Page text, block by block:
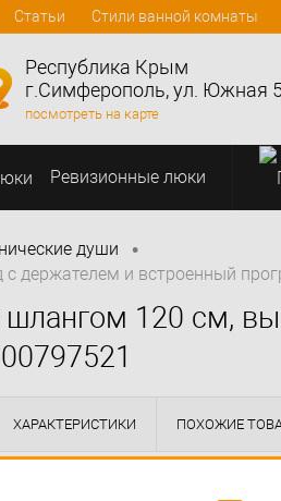
Статьи Стили ванной комнаты
Республика Крым
г.Симферополь, ул. Южная
посмотреть на карте
Ревизионные люки
души •
держателем и встроенный
шлангом 120 см,
ХАРАКТЕРИСТИКИ ПОХОЖИЕ